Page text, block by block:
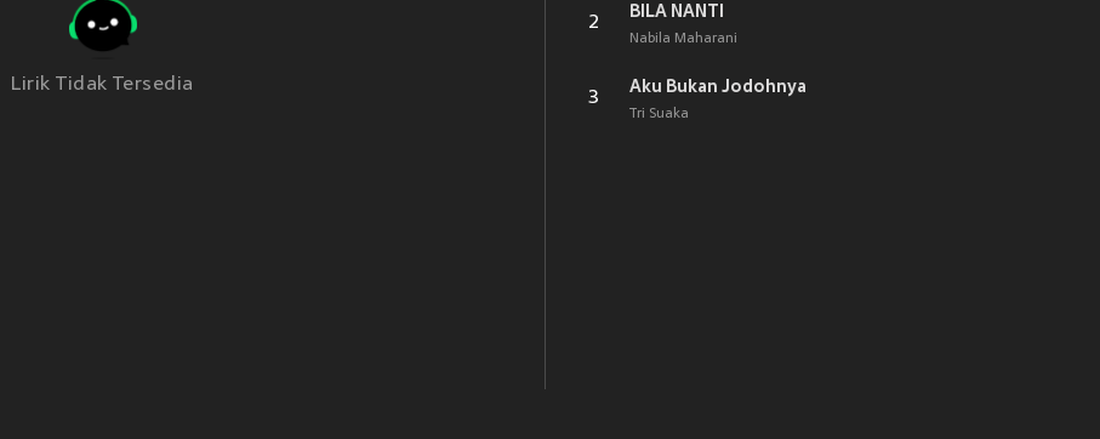
Lirik Tidak Tersedia
2
BILA NANTI
Nabila Maharani
3
Aku Bukan Jodohnya
Tri Suaka